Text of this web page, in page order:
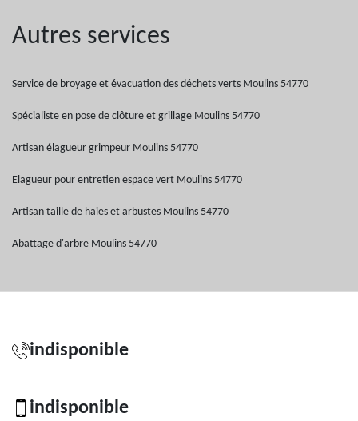
Autres services
Service de broyage et évacuation des déchets verts Moulins 54770
Spécialiste en pose de clôture et grillage Moulins 54770
Artisan élagueur grimpeur Moulins 54770
Elagueur pour entretien espace vert Moulins 54770
Artisan taille de haies et arbustes Moulins 54770
Abattage d'arbre Moulins 54770
indisponible
indisponible